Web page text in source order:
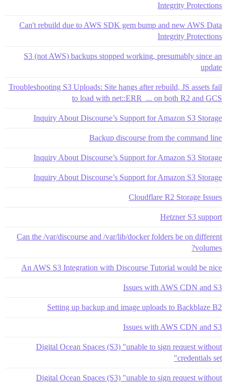
Integrity Protections
Can't rebuild due to AWS SDK gem bump and new AWS Data
Integrity Protections
S3 (not AWS) backups stopped working, presumably since an
update
Troubleshooting S3 Uploads: Site hangs after rebuild, JS assets fail
to load with net::ERR_... on both R2 and GCS
Inquiry About Discourse’s Support for Amazon S3 Storage
Backup discourse from the command line
Inquiry About Discourse’s Support for Amazon S3 Storage
Inquiry About Discourse’s Support for Amazon S3 Storage
Cloudflare R2 Storage Issues
Hetzner S3 support
Can the /var/discourse and /var/lib/docker folders be on different
volumes?
An AWS S3 Integration with Discourse Tutorial would be nice
Issues with AWS CDN and S3
Setting up backup and image uploads to Backblaze B2
Issues with AWS CDN and S3
Digital Ocean Spaces (S3) "unable to sign request without
credentials set"
Digital Ocean Spaces (S3) "unable to sign request without